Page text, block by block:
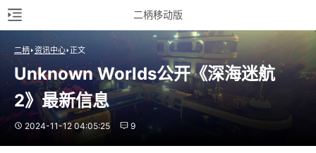
二柄移动版
二柄 资讯中心 正文
Unknown Worlds公开《深海迷航
2》最新信息
2024-11-12 04:05:25 9